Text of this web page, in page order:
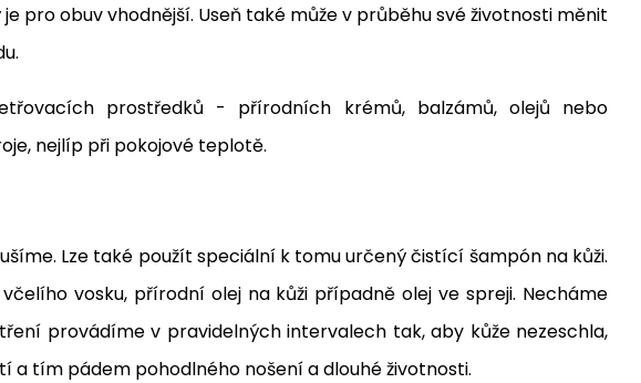
obuv vhodnější. Useň také může v průběhu své životnosti měnit
prostředků - přírodních krémů, balzámů, olejů nebo
nejlíp při pokojové teplotě.
Lze také použít speciální k tomu určený čistící šampón na kůži.
vosku, přírodní olej na kůži případně olej ve spreji. Necháme
provádíme v pravidelných intervalech tak, aby kůže nezeschla,
a tím pádem pohodlného nošení a dlouhé životnosti.